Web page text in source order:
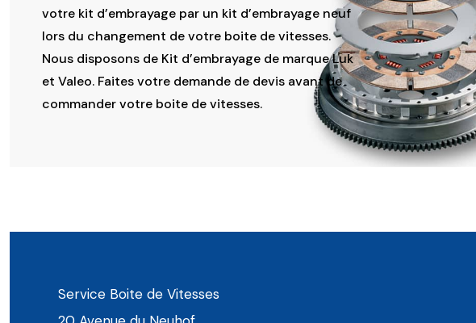
votre kit d’embrayage par un kit d’embrayage neuf
lors du changement de votre boite de vitesses.
Nous disposons de Kit d’embrayage de marque Luk
et Valeo. Faites votre demande de devis avant de
commander votre boite de vitesses.
Service Boite de Vitesses